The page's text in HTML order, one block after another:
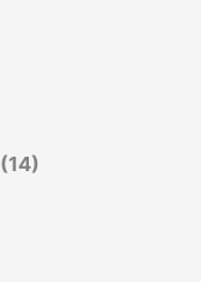
(14)